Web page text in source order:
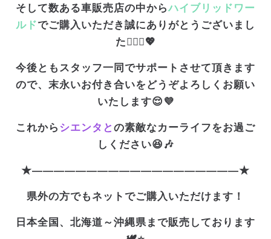
そして数ある車販売店の中からハイブリッドワー
ルドでご購入いただき誠にありがとうございまし
た🙇🏻‍♀️💖
今後ともスタッフ一同でサポートさせて頂きます
ので、末永いお付き合いをどうぞよろしくお願い
いたします😌💜
これから シエンタと の素敵なカーライフをお過ご
しください😆🎶
★———————————————————★
県外の方でもネットでご購入いただけます！
日本全国、北海道～沖縄県まで販売しております